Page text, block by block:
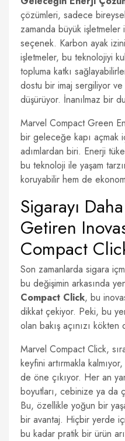
çözümleri, sadece
zamanda büyük
seçenek. Karbon ayak
işletmeler, bu teknolojiyi
topluma katkı
dostu bir imaj sergiliyor
düşürüyor. İnanılmaz bir
Marvel Compact Green
bir geleceğe kapı açmak
adımlardan biri. Enerji
bu teknoloji ile yaşam
koruyabilir hem de
Sigarayı
Getiren
Compact
Son zamanlarda sigara
bu değişimin arkasında
Compact Click, bu
dikkat çekiyor. Peki, bu
olan bakış açınızı kökten
Marvel Compact Click,
keyfini artırmakla
de öne çıkıyor. Her an
boyutları, cebinize ya da
Bu, özellikle yoğun bir
bir avantaj. Hiçbir yerde
bu kadar pratik bir ürün